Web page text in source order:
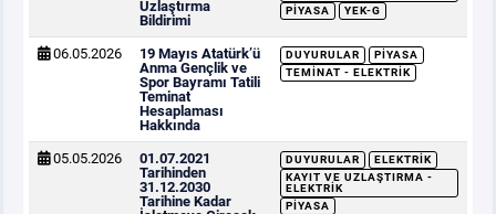
Uzlaştırma
Bildirimi
PIYASA
YEK-G
06.05.2026
19 Mayıs Atatürk’ü
Anma Gençlik ve
Spor Bayramı Tatili
Teminat
Hesaplaması
Hakkında
DUYURULAR
PIYASA
TEMINAT - ELEKTRIK
05.05.2026
01.07.2021
Tarihinden
31.12.2030
Tarihine Kadar
DUYURULAR
ELEKTRIK
KAYIT VE UZLAŞTIRMA -
ELEKTRIK
PIYASA